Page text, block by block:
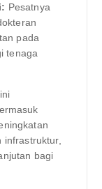
Pesatnya
pada
tenaga
bagi